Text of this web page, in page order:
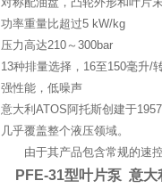
功率重量比超过5 kW/kg
压力高达210～300bar
13种排量选择，16至150毫升/
强性能，低噪声
意大利ATOS阿托斯创建于
几乎覆盖整个液压领域。
由于其产品包含常规的速控
PFE-31型叶片泵 意